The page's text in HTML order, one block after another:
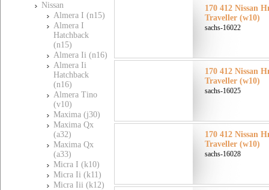
Nissan
Almera I (n15)
Almera I
Hatchback
(n15)
Almera Ii (n16)
Almera Ii
Hatchback
(n16)
Almera Tino
(v10)
Maxima (j30)
Maxima Qx
(a32)
Maxima Qx
(a33)
Micra I (k10)
Micra Ii (k11)
Micra Iii (k12)
170 412 Nissan
Traveller (w10)
sachs-16022
170 412 Nissan
Traveller (w10)
sachs-16025
170 412 Nissan
Traveller (w10)
sachs-16028